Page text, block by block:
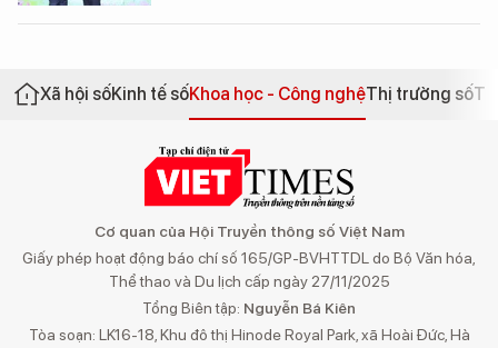
Xã hội sốKinh tế sốKhoa học - Công nghệThị trường số
Cơ quan của Hội Truyền thông số Việt Nam
Giấy phép hoạt động báo chí số 165/GP-BVHTTDL do Bộ Văn hóa,
Thể thao và Du lịch cấp ngày 27/11/2025
Tổng Biên tập: Nguyễn Bá Kiên
Tòa soạn: LK16-18, Khu đô thị Hinode Royal Park, xã Hoài Đức, Hà